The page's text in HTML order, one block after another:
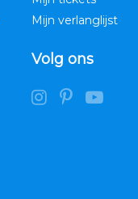
Mijn verlanglijst
Volg ons